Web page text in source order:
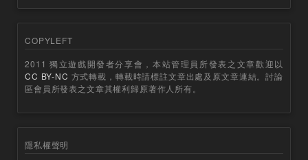
COPYLEFT
2011 獨立遊戲開發者分享會，本站管理員所發表之文章歡迎以
CC BY-NC 方式轉載，轉載時請標註文章出處及原文章連結。討論
區會員所發表之文章其權利歸原著作人所有。
隱私權聲明